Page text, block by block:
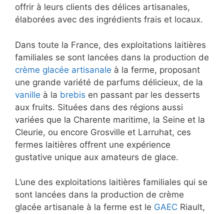
offrir à leurs clients des délices artisanales,
élaborées avec des ingrédients frais et locaux.
Dans toute la France, des exploitations laitières
familiales se sont lancées dans la production de
crème glacée artisanale à la ferme, proposant
une grande variété de parfums délicieux, de la
vanille à la brebis en passant par les desserts
aux fruits. Situées dans des régions aussi
variées que la Charente maritime, la Seine et la
Cleurie, ou encore Grosville et Larruhat, ces
fermes laitières offrent une expérience
gustative unique aux amateurs de glace.
L’une des exploitations laitières familiales qui se
sont lancées dans la production de crème
glacée artisanale à la ferme est le GAEC Riault,